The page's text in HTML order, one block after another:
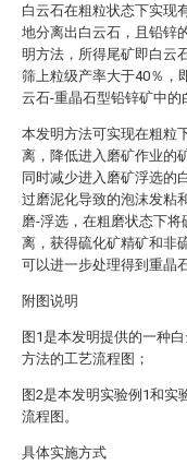
白云石在粗粒状态下实现
地分离出白云石，且铅锌
明方法，所得尾矿即白云
筛上粒级产率大于40％，
云石-重晶石型铅锌矿中的
本发明方法可实现在粗粒
离，降低进入磨矿作业的
同时减少进入磨矿浮选的
过磨泥化导致的泡沫发粘
磨-浮选，在粗磨状态下
离，获得硫化矿精矿和非
可以进一步处理得到重晶
附图说明
图1是本发明提供的一种
方法的工艺流程图；
图2是本发明实验例1和实
流程图。
具体实施方式